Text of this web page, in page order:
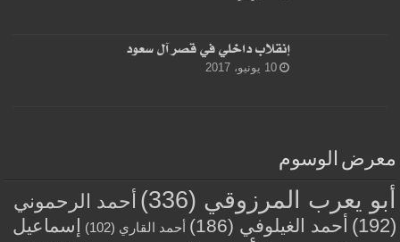
إنقلاب داخلي في قصر آل سعود
10 يونيو، 2017
معرض الوسوم
أبو يعرب المرزوقي (336)
أحمد الرحموني
(192)
أحمد الغيلوفي (186) أحمد القاري (102)
إسماعيل